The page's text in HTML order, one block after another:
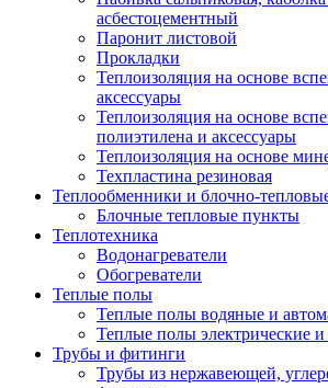
асбестоцементный
Паронит листовой
Прокладки
Теплоизоляция на основе
аксессуары
Теплоизоляция на основе
полиэтилена и аксессуары
Теплоизоляция на основе
Техпластина резиновая
Теплообменники и блочно-
Блочные тепловые пункты
Теплотехника
Водонагреватели
Обогреватели
Теплые полы
Теплые полы водяные и
Теплые полы электрические и
Трубы и фитинги
Трубы из нержавеющей,